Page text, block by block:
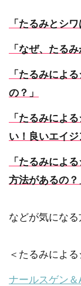
「たるみとシ
「なぜ、たる
「たるみによ
の？」
「たるみによ
い！良いエイジ
「たるみによ
方法があるの？
などが気になる
＜たるみによ
ナールスゲン